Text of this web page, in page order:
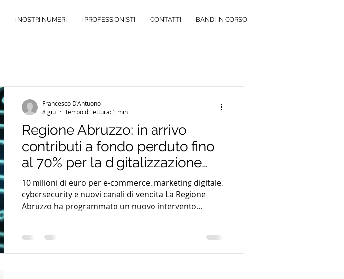
I NOSTRI NUMERI I PROFESSIONISTI CONTATTI BANDI IN CORSO
Regione Abruzzo: in arrivo
contributi a fondo perduto fino
al 70% per la digitalizzazione
delle PMI
10 milioni di euro per e-commerce, marketing digitale,
cybersecurity e nuovi canali di vendita La Regione
Abruzzo ha programmato un nuovo intervento
piccole e medie imprese regionali. La misura, di
prossima attuazione mediante Avviso Pubblico,
Francesco D'Antuono
8 giu
Tempo di lettura: 3 min